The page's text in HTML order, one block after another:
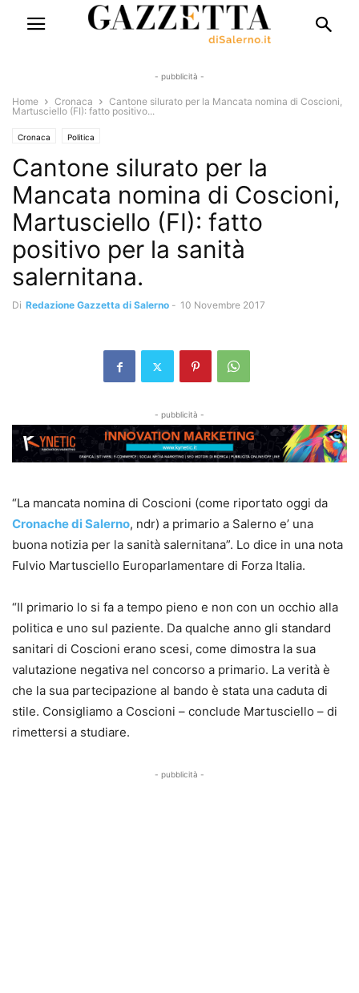
- pubblicità -
Home Cronaca
Cantone silurato per la Mancata nomina di Coscioni,
Martusciello (FI): fatto positivo...
Cronaca Politica
Cantone silurato per la
Mancata nomina di Coscioni,
Martusciello (FI): fatto
positivo per la sanità
salernitana.
Di Redazione Gazzetta di Salerno - 10 Novembre 2017
- pubblicità -
“La mancata nomina di Coscioni (come riportato oggi da
Cronache di Salerno, ndr) a primario a Salerno e’ una
buona notizia per la sanità salernitana”. Lo dice in una nota
Fulvio Martusciello Europarlamentare di Forza Italia.
“Il primario lo si fa a tempo pieno e non con un occhio alla
politica e uno sul paziente. Da qualche anno gli standard
sanitari di Coscioni erano scesi, come dimostra la sua
valutazione negativa nel concorso a primario. La verità è
che la sua partecipazione al bando è stata una caduta di
stile. Consigliamo a Coscioni – conclude Martusciello – di
rimettersi a studiare.
- pubblicità -